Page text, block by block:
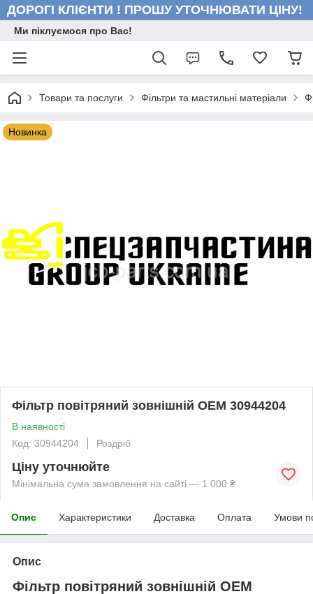
ДОРОГІ КЛІЄНТИ ! ПРОШУ УТОЧНЮВАТИ ЦІНУ!
Ми піклуємося про Вас!
Товари та послуги Фільтри та мастильні матеріали
Новинка
Фільтр повітряний зовнішній OEM 30944204
В наявності
Код: 30944204
Роздріб
Ціну уточнюйте
Мінімальна сума замовлення на сайті — 1 000 ₴
Опис Характеристики Доставка Оплата Умови
Опис
Фільтр повітряний зовнішній OEM